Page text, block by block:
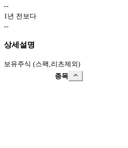
--
1년 전보다
--
상세설명
보유주식 (스팩,리츠제외)
종목